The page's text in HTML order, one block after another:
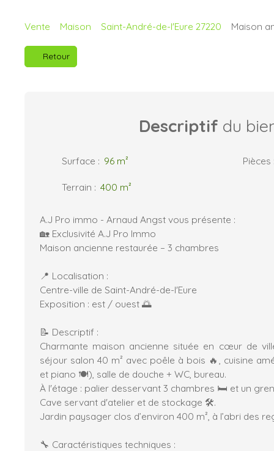
Vente Maison Saint-André-de-l'Eure 27220 Maison
Retour
Descriptif du
Surface : 96 m² Pièces
Terrain : 400 m²
A.J Pro immo - Arnaud Angst vous présente :
🏡 Exclusivité A.J Pro Immo
Maison ancienne restaurée – 3 chambres
📍 Localisation :
Centre-ville de Saint-André-de-l'Eure
Exposition : est / ouest 🌅
📝 Descriptif :
Charmante maison ancienne située en cœur de
séjour salon 40 m² avec poêle à bois 🔥, cuisine
et piano 🍽️), salle de douche + WC, bureau.
À l'étage : palier desservant 3 chambres 🛏️ et un
Cave servant d'atelier et de stockage 🛠️.
Jardin paysager clos d’environ 400 m², à l’abri des
🔧 Caractéristiques techniques :